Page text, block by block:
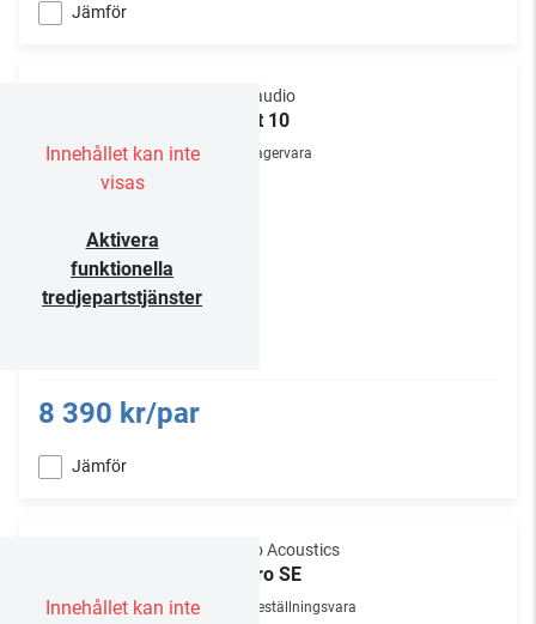
Jämför
Innehållet kan inte
visas
Aktivera
funktionella
tredjepartstjänster
Dynaudio
Emit 10
Lagervara
8 390 kr/par
Jämför
Innehållet kan inte
Gallo Acoustics
Micro SE
Beställningsvara